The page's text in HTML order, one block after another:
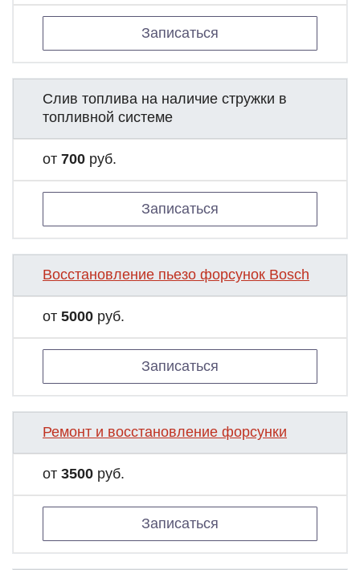
Записаться
Слив топлива на наличие стружки в
топливной системе
от 700 руб.
Записаться
Восстановление пьезо форсунок Bosch
от 5000 руб.
Записаться
Ремонт и восстановление форсунки
от 3500 руб.
Записаться